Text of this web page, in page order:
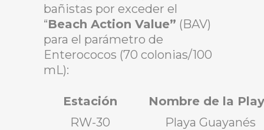
bañistas por exceder el
“Beach Action Value” (BAV)
para el parámetro de
Enterococos (70 colonias/100
mL):
Estación
Nombre de la
RW-30
Playa Guayanés